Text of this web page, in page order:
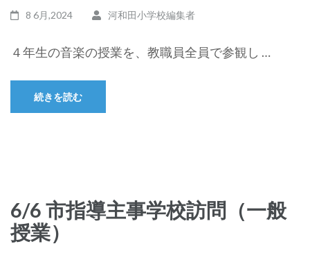
8 6月,2024 河和田小学校編集者
４年生の音楽の授業を、教職員全員で参観し …
続きを読む
6/6 市指導主事学校訪問（一般
授業）